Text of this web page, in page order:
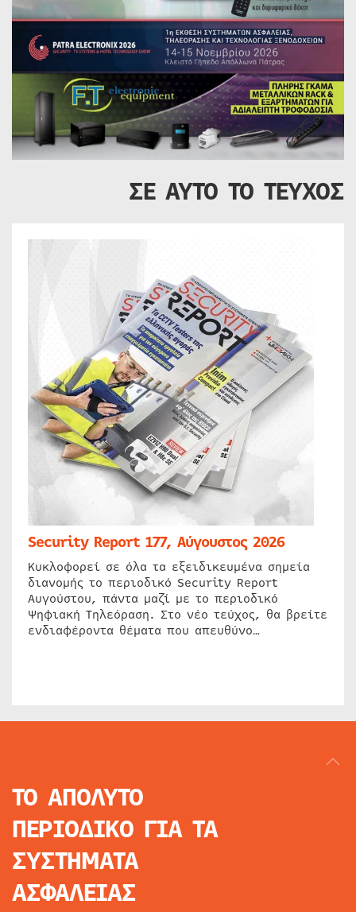
ΣΕ ΑΥΤΟ ΤΟ ΤΕΥΧΟΣ
Security Report 177, Αύγουστος 2026
Κυκλοφορεί σε όλα τα εξειδικευμένα σημεία
διανομής το περιοδικό Security Report
Αυγούστου, πάντα μαζί με το περιοδικό
Ψηφιακή Τηλεόραση. Στο νέο τεύχος, θα βρείτε
ενδιαφέροντα θέματα που απευθύνο…
ΤΟ ΑΠΟΛΥΤΟ
ΠΕΡΙΟΔΙΚΟ ΓΙΑ ΤΑ
ΣΥΣΤΗΜΑΤΑ
ΑΣΦΑΛΕΙΑΣ